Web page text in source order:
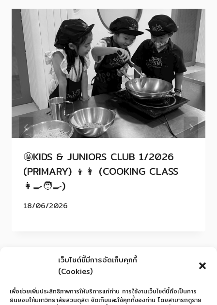
เว็บไซต์นี้มีการจัดเก็บคุกกี้
(Cookies)
เพื่อช่วยเพิ่มประสิทธิภาพการให้บริการแก่ท่าน การใช้งานเว็บไซต์นี้ถือเป็นการ
ยินยอมให้มหาวิทยาลัยสวนดุสิต จัดเก็บและใช้คุกกี้ของท่าน โดยสามารถดูราย
🤩KIDS & JUNIORS CLUB 1/2026
(PRIMARY) 👦👩 (COOKING CLASS
👩‍🍳🧑‍🍳)
18/06/2026